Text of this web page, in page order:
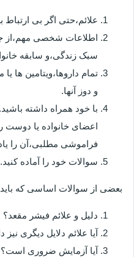
علائم،حتی اگر بی ارتباط
اطلاعات شخصی مهم،از
سبک زندگی،و سابقه
تمام داروها،ویتامین
و دوز آنها.
با خود همراه داشته
اعضای خانواده یا دوست
فراموشی مطلبی،آن را
سوالات خود را آماده کنید.
بعضی از سوالات اساسی که باید
دلیل و علائم فیشر مقعد؟
آیا علائم دلایل دیگری نیز
آیا آزمایش ضروری است؟